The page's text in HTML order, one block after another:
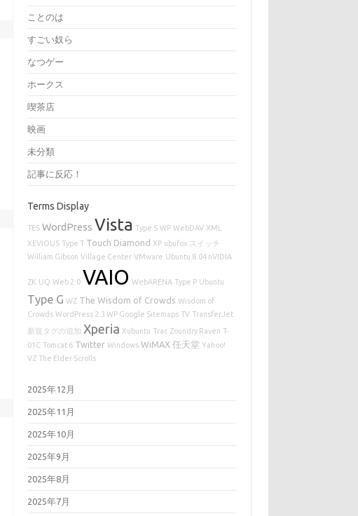
ことのは
すごい奴ら
なつゲー
ホークス
喫茶店
映画
未分類
記事に反応！
Terms Display
TES WordPress Vista Type S WP WebDAV XML
XEVIOUS Type T Touch Diamond XP ubufox スイッチ
William Gibson Village Center VMware Ubuntu 8.04 nVIDIA
ZK UQ Web 2.0 VAIO WebARENA Type P Ubuntu
Type G WZ The Wisdom of Crowds Wisdom of
Crowds WordPress 2.3 WP Google Sitemaps TV TransferJet
新規タグの追加 Xperia Xubuntu Trac Zoundry Raven T-
01C Tomcat 6 Twitter Windows WiMAX 任天堂 Yahoo!
VZ The Elder Scrolls
2025年12月
2025年11月
2025年10月
2025年9月
2025年8月
2025年7月